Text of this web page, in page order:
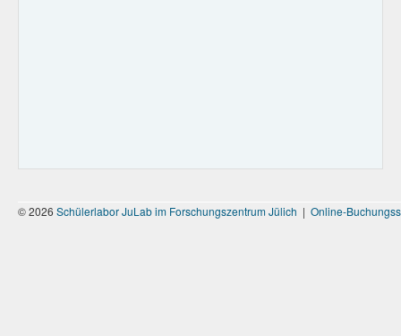
© 2026 Schülerlabor JuLab im Forschungszentrum Jülich | Online-